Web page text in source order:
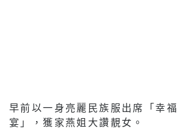
早前以一身亮麗民族服出席「幸福
宴」，獲家燕姐大讚靚女。